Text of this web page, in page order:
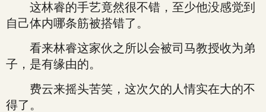
这林睿的手艺竟然很不错，至少他没感觉到
自己体内哪条筋被搭错了。
看来林睿这家伙之所以会被司马教授收为弟
子，是有缘由的。
费云来摇头苦笑，这次欠的人情实在大的不
得了。